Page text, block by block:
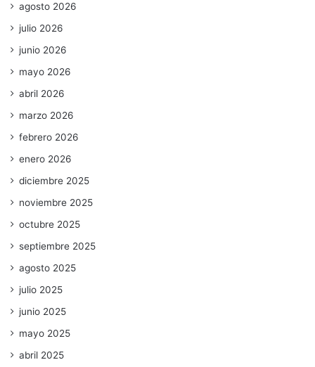
agosto 2026
julio 2026
junio 2026
mayo 2026
abril 2026
marzo 2026
febrero 2026
enero 2026
diciembre 2025
noviembre 2025
octubre 2025
septiembre 2025
agosto 2025
julio 2025
junio 2025
mayo 2025
abril 2025